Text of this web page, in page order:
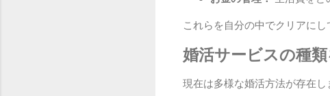
これらを自分の中でクリアに
婚活サービスの種
現在は多様な婚活方法が存在